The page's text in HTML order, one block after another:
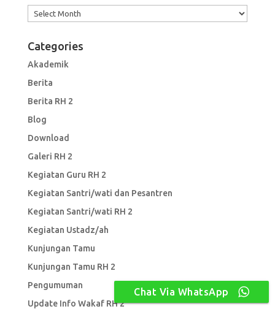
Archives
Categories
Akademik
Berita
Berita RH 2
Blog
Download
Galeri RH 2
Kegiatan Guru RH 2
Kegiatan Santri/wati dan Pesantren
Kegiatan Santri/wati RH 2
Kegiatan Ustadz/ah
Kunjungan Tamu
Kunjungan Tamu RH 2
Pengumuman
Update Info Wakaf RH 2
Chat Via WhatsApp